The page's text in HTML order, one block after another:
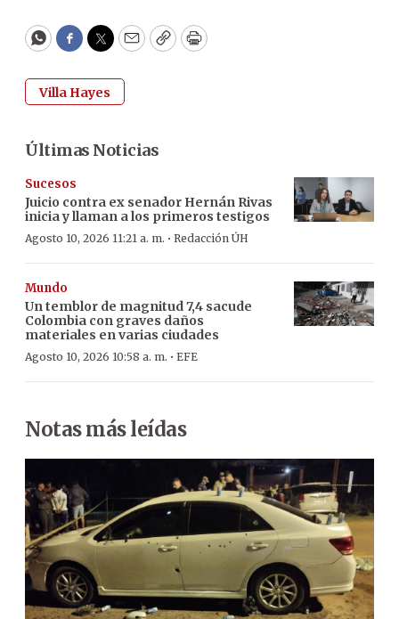
WhatsApp
Facebook
Twitter
EmailCopyPrint
Villa Hayes
Últimas Noticias
Sucesos
Juicio contra ex senador Hernán Rivas
inicia y llaman a los primeros testigos
Agosto 10, 2026 11:21 a. m. · Redacción ÚH
Mundo
Un temblor de magnitud 7,4 sacude
Colombia con graves daños
materiales en varias ciudades
Agosto 10, 2026 10:58 a. m. · EFE
Notas más leídas